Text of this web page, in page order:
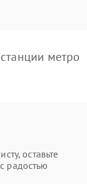
метро
оставьте
радостью